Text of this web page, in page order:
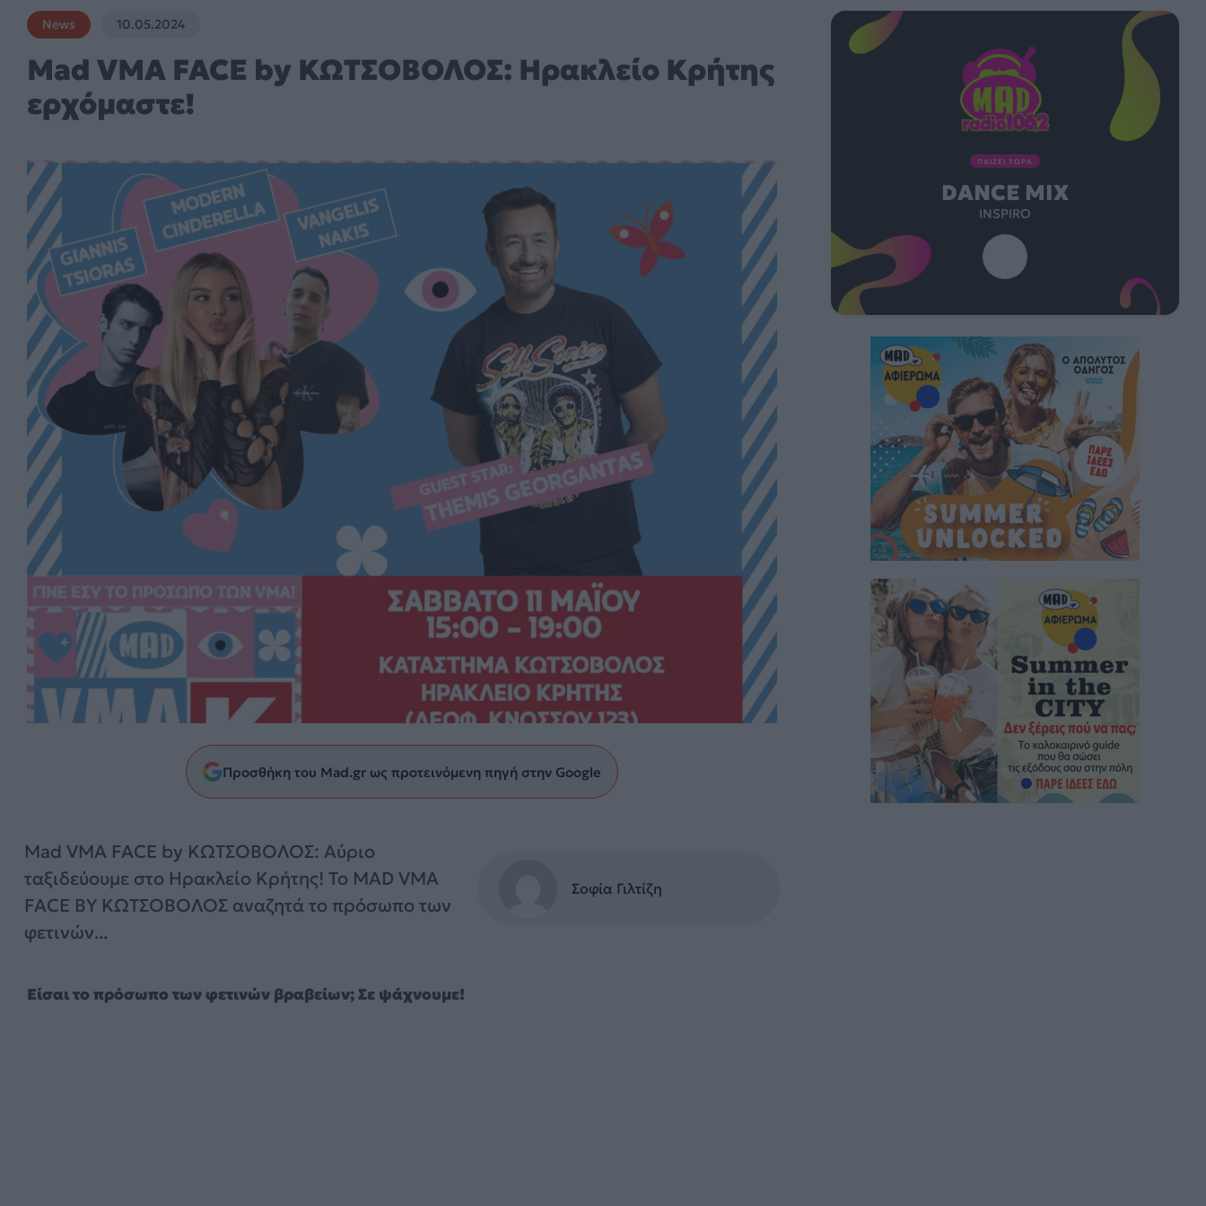
News 10.05.2024
Mad VMA FACE by ΚΩΤΣΟΒΟΛΟΣ: Ηρακλείο Κρήτης
ερχόμαστε!
Προσθήκη του Mad.gr ως προτεινόμενη πηγή στην Google
Mad VMA FACE by ΚΩΤΣΟΒΟΛΟΣ: Αύριο
ταξιδεύουμε στο Ηρακλείο Κρήτης! To MAD VMA
FACE BY ΚΩΤΣΟΒΟΛΟΣ αναζητά το πρόσωπο των
φετινών...
Σοφία Γιλτίζη
Είσαι το πρόσωπο των φετινών βραβείων; Σε ψάχνουμε!
ΠΑΙΖΕΙ ΤΩΡΑ
DANCE MIX
INSPIRO